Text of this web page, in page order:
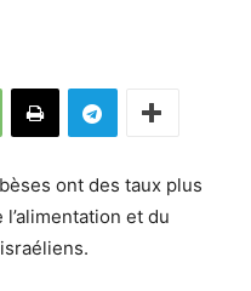
ont des taux plus
et du